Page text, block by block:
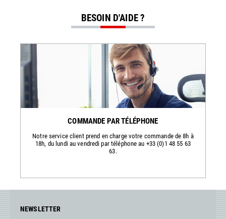
BESOIN D'AIDE ?
COMMANDE PAR TÉLÉPHONE
Notre service client prend en charge votre commande de 8h à
18h, du lundi au vendredi par téléphone au +33 (0)1 48 55 63
63.
NEWSLETTER